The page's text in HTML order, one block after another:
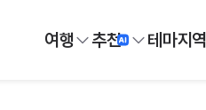
여행 추천 테마지역